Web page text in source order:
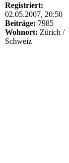
Registriert:
02.05.2007, 20:50
Beiträge: 7985
Wohnort: Zürich /
Schweiz